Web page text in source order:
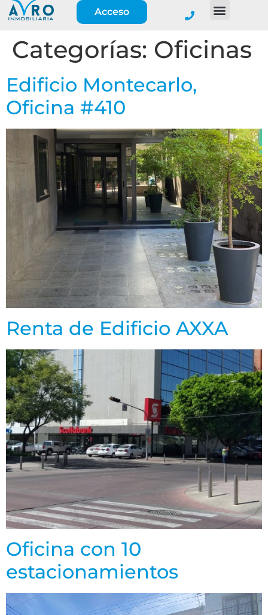
Acceso
Categorías: Oficinas
Edificio Montecarlo,
Oficina #410
Renta de Edificio AXXA
Oficina con 10
estacionamientos